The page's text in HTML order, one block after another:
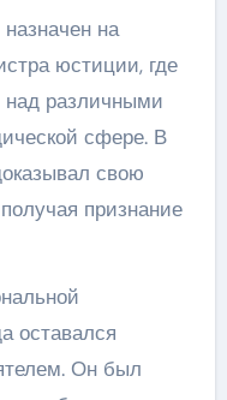
на
юстиции, где
над различными
сфере. В
свою
признание
оставался
Он был